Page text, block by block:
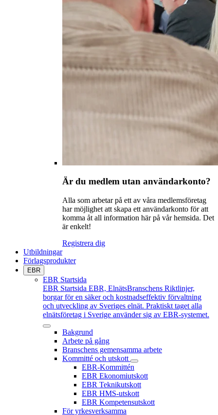
Är du medlem utan användarkonto?
Alla som arbetar på ett av våra medlemsföretag
har möjlighet att skapa ett användarkonto för att
komma åt all information här på vår hemsida. Det
är enkelt!
Registrera dig
Utbildningar
Förlagsprodukter
EBR
EBR Startsida
EBR Startsida EBR, ElnätsBranschens Riktlinjer,
borgar för en säker och kostnadseffektiv förvaltning
och utveckling av Sveriges elnät. Praktiskt taget alla
elnätsföretag i Sverige använder sig av EBR-systemet.
Bakgrund
Arbete på gång
Branschens gemensamma arbete
Kommitté och utskott
EBR-Kommittén
EBR Ekonomiutskott
EBR Teknikutskott
EBR HMS-utskott
EBR Kompetensutskott
För yrkesverksamma